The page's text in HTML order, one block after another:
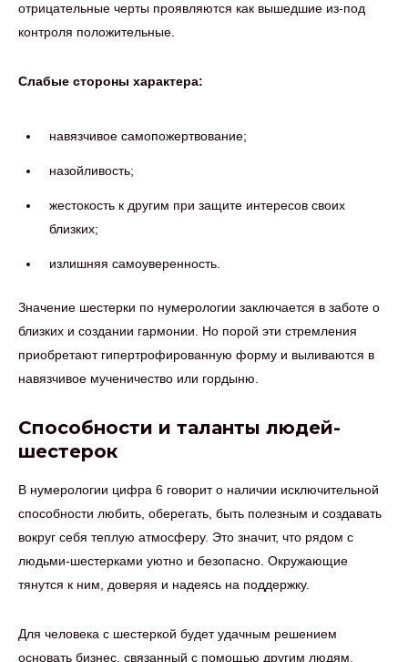
отрицательные черты проявляются как вышедшие из-под
контроля положительные.
Слабые стороны характера:
навязчивое самопожертвование;
назойливость;
жестокость к другим при защите интересов своих
близких;
излишняя самоуверенность.
Значение шестерки по нумерологии заключается в заботе о
близких и создании гармонии. Но порой эти стремления
приобретают гипертрофированную форму и выливаются в
навязчивое мученичество или гордыню.
Способности и таланты людей-
шестерок
В нумерологии цифра 6 говорит о наличии исключительной
способности любить, оберегать, быть полезным и создавать
вокруг себя теплую атмосферу. Это значит, что рядом с
людьми-шестерками уютно и безопасно. Окружающие
тянутся к ним, доверяя и надеясь на поддержку.
Для человека с шестеркой будет удачным решением
основать бизнес, связанный с помощью другим людям,